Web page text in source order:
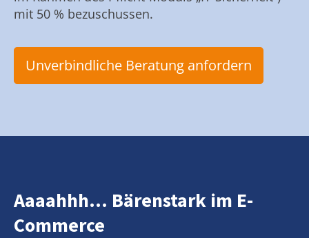
mit 50 % bezuschussen.
Unverbindliche Beratung anfordern
Aaaahhh... Bärenstark im E-
Commerce